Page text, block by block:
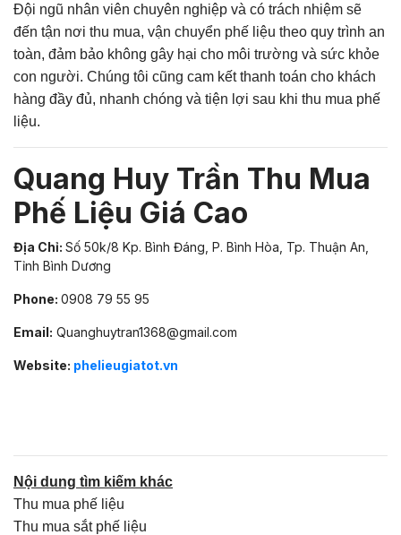
Đội ngũ nhân viên chuyên nghiệp và có trách nhiệm sẽ
đến tận nơi thu mua, vận chuyển phế liệu theo quy trình an
toàn, đảm bảo không gây hại cho môi trường và sức khỏe
con người. Chúng tôi cũng cam kết thanh toán cho khách
hàng đầy đủ, nhanh chóng và tiện lợi sau khi thu mua phế
liệu.
Quang Huy Trần Thu Mua
Phế Liệu Giá Cao
Địa Chỉ: Số 50k/8 Kp. Bình Đáng, P. Bình Hòa, Tp. Thuận An,
Tỉnh Bình Dương
Phone: 0908 79 55 95
Email: Quanghuytran1368@gmail.com
Website: phelieugiatot.vn
Nội dung tìm kiếm khác
Thu mua phế liệu
Thu mua sắt phế liệu